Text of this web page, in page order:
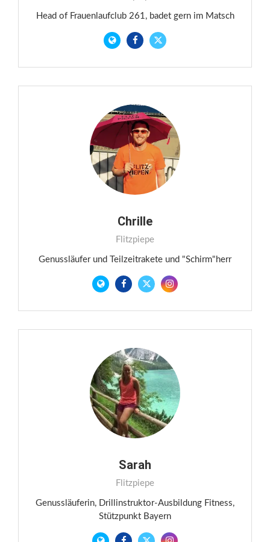
Head of Frauenlaufclub 261, badet gern im Matsch
Chrille
Flitzpiepe
Genussläufer und Teilzeitrakete und "Schirm"herr
Sarah
Flitzpiepe
Genussläuferin, Drillinstruktor-Ausbildung Fitness,
Stützpunkt Bayern